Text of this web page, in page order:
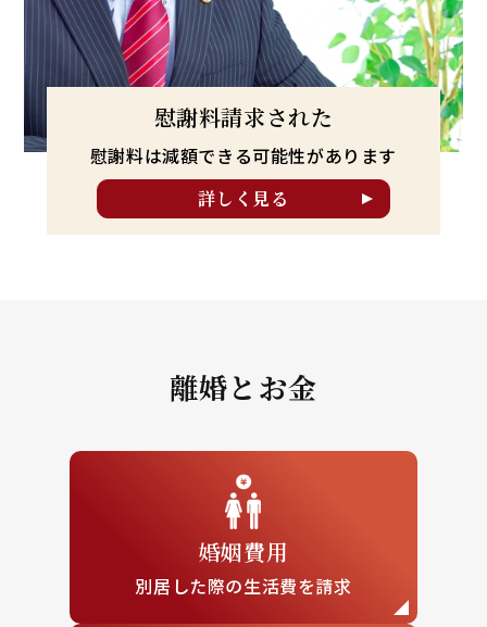
慰謝料請求された
慰謝料は減額できる可能性があります
詳しく見る
離婚とお金
婚姻費用
別居した際の生活費を請求